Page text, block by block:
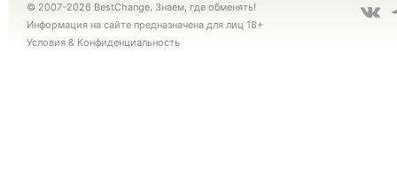
© 2007-2026 BestChange. Знаем, где обменять!
Информация на сайте предназначена для лиц 18+
Условия & Конфиденциальность